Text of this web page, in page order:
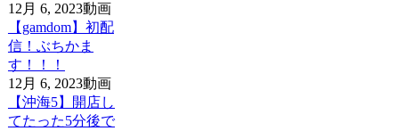
12月 6, 2023動画
【gamdom】初配
信！ぶちかま
す！！！
12月 6, 2023動画
【沖海5】開店し
てたった5分後で